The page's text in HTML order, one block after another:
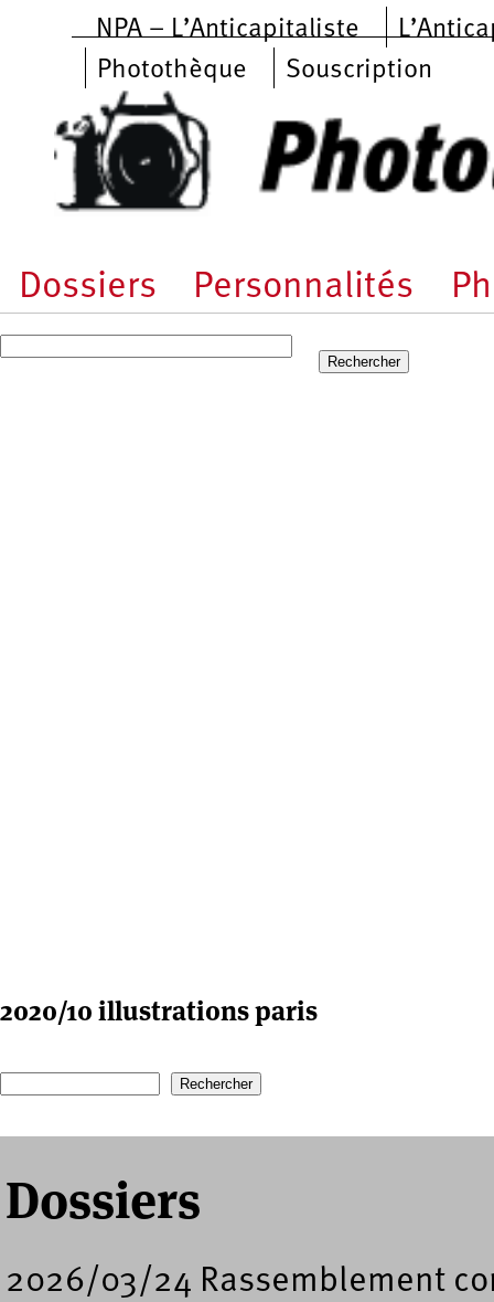
Aller au contenu principal
NPA – L’Anticapitaliste
Photothèque
Souscription
Dossiers Personnalités
2020/10 illustrations paris
Formulaire de recherche
Dossiers
2026/03/24 Rassemblement